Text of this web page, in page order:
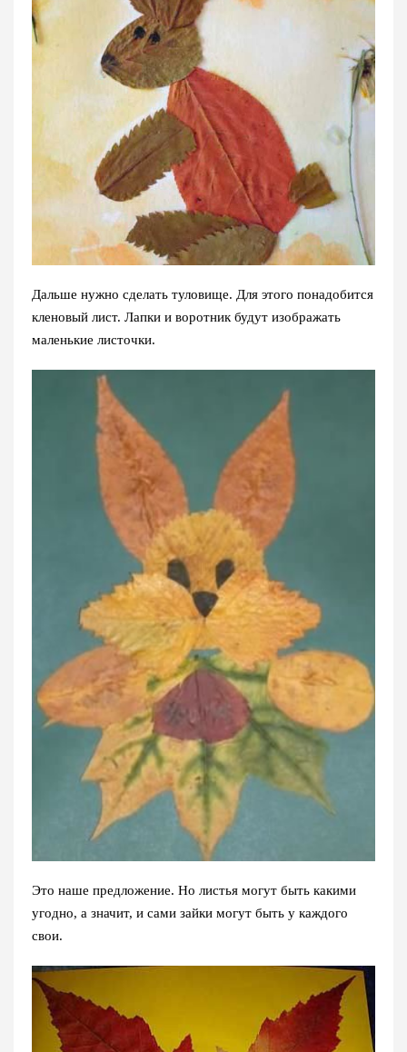
Дальше нужно сделать туловище. Для этого понадобится
кленовый лист. Лапки и воротник будут изображать
маленькие листочки.
Это наше предложение. Но листья могут быть какими
угодно, а значит, и сами зайки могут быть у каждого
свои.